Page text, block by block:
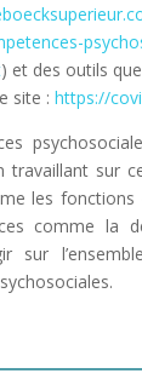
) et des outils
site : https://
travaillant sur
les fonctions
comme la
sur